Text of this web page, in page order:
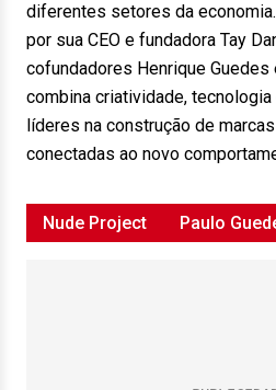
diferentes setores da
por sua CEO e fundadora Tay
cofundadores Henrique
combina criatividade,
líderes na construção de
conectadas ao novo
Nude Project Paulo